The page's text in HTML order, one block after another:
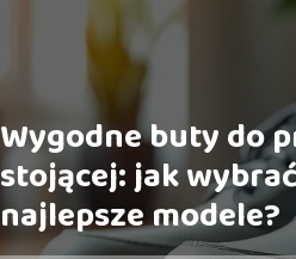
Wygodne buty do
stojącej: jak
najlepsze modele?